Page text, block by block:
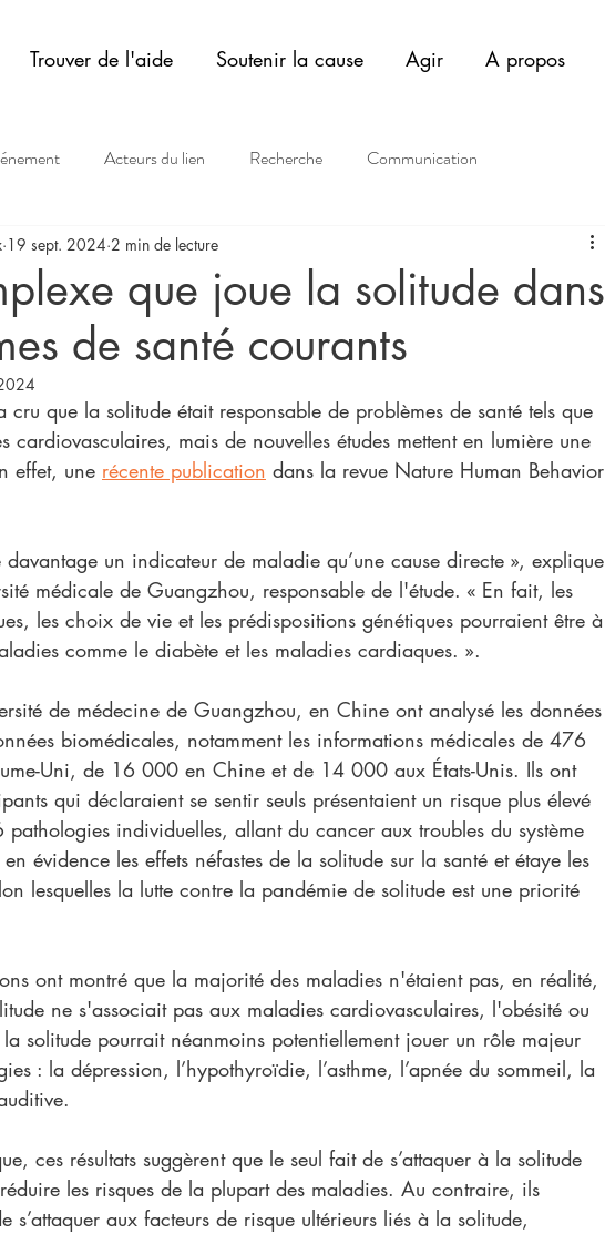
Trouver de l'aide Soutenir la cause Agir A propos
Acteurs du lien Recherche Communication
que joue la solitude dans
de santé courants
19 sept. 2024 2 min de lecture
cru que la solitude était responsable de problèmes de santé tels que
cardiovasculaires, mais de nouvelles études mettent en lumière une
effet, une récente publication dans la revue Nature Human Behavior
davantage un indicateur de maladie qu’une cause directe », explique
médicale de Guangzhou, responsable de l'étude. « En fait, les
les choix de vie et les prédispositions génétiques pourraient être à
comme le diabète et les maladies cardiaques. ».
de médecine de Guangzhou, en Chine ont analysé les données
biomédicales, notamment les informations médicales de 476
Uni, de 16 000 en Chine et de 14 000 aux États-Unis. Ils ont
qui déclaraient se sentir seuls présentaient un risque plus élevé
individuelles, allant du cancer aux troubles du système
évidence les effets néfastes de la solitude sur la santé et étaye les
lesquelles la lutte contre la pandémie de solitude est une priorité
ont montré que la majorité des maladies n'étaient pas, en réalité,
ne s'associait pas aux maladies cardiovasculaires, l'obésité ou
solitude pourrait néanmoins potentiellement jouer un rôle majeur
: la dépression, l’hypothyroïdie, l’asthme, l’apnée du sommeil, la
ces résultats suggèrent que le seul fait de s’attaquer à la solitude
réduire les risques de la plupart des maladies. Au contraire, ils
s’attaquer aux facteurs de risque ultérieurs liés à la solitude,